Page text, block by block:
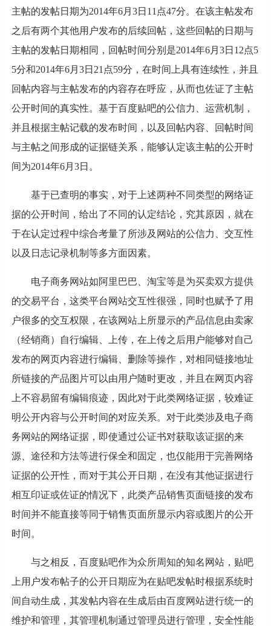
主帖的发帖日期为2014年6月3日11点47分。在该主帖发布
之后有两个其他用户发布的后续回帖，这些回帖的日期与
主帖的发帖日期相同，回帖时间分别是2014年6月3日12点5
5分和2014年6月3日21点59分，在时间上具有连续性，并且
回帖内容与主帖发布的内容存在呼应，从而也佐证了主帖
公开时间的真实性。基于百度贴吧的公信力、运营机制，
并且根据主帖记载的发布时间，以及回帖内容、回帖时间
与主帖之间形成的证据链关系，能够认定该主帖的公开时
间为2014年6月3日。
基于已查明的事实，对于上述两种不同类型的网络证
据的公开时间，给出了不同的认定结论，究其原因，就在
于在认定过程中综合考量了所涉及网站的公信力、交互性
以及日志记录机制等多方面因素。
电子商务网站如阿里巴巴、淘宝等是为买卖双方提供
的交易平台，这类平台网站交互性很强，同时也赋予了用
户很多的交互权限，在该网站上所显示的产品信息由卖家
（经销商）自行编辑、上传，在上传之后用户能够对自己
发布的网页内容进行编辑、删除等操作，对相同链接地址
所链接的产品图片可以由用户随时更改，并且在网页内容
上不容易留有编辑痕迹，因此对于此类网络证据，较难证
明公开内容与公开时间的对应关系。对于此类涉及电子商
务网站的网络证据，即使通过公证书对获取该证据的来
源、途径和方法等进行保全和固定，也仅能用于完善网络
证据的公开性，而对于其公开日期，在没有其他证据进行
相互印证或佐证的情况下，此类产品销售页面链接的发布
时间并不能直接等同于销售页面所显示内容或图片的公开
时间。
与之相反，百度贴吧作为众所周知的知名网站，贴吧
上用户发布帖子的公开日期应为在贴吧发帖时根据系统时
间自动生成，其发帖内容在生成后由百度网站进行统一的
维护和管理，其管理机制通过管理员进行管理，安全性能